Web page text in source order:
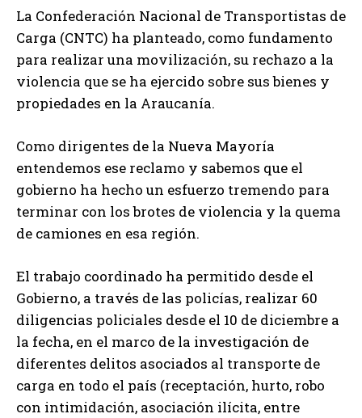
La Confederación Nacional de Transportistas de
Carga (CNTC) ha planteado, como fundamento
para realizar una movilización, su rechazo a la
violencia que se ha ejercido sobre sus bienes y
propiedades en la Araucanía.
Como dirigentes de la Nueva Mayoría
entendemos ese reclamo y sabemos que el
gobierno ha hecho un esfuerzo tremendo para
terminar con los brotes de violencia y la quema
de camiones en esa región.
El trabajo coordinado ha permitido desde el
Gobierno, a través de las policías, realizar 60
diligencias policiales desde el 10 de diciembre a
la fecha, en el marco de la investigación de
diferentes delitos asociados al transporte de
carga en todo el país (receptación, hurto, robo
con intimidación, asociación ilícita, entre